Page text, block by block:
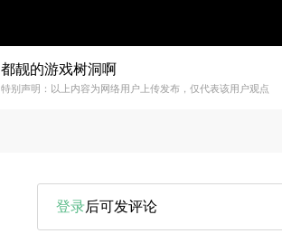
都靓的游戏树洞啊
特别声明：以上内容为网络用户上传发布，仅代表该用户观点
登录后可发评论